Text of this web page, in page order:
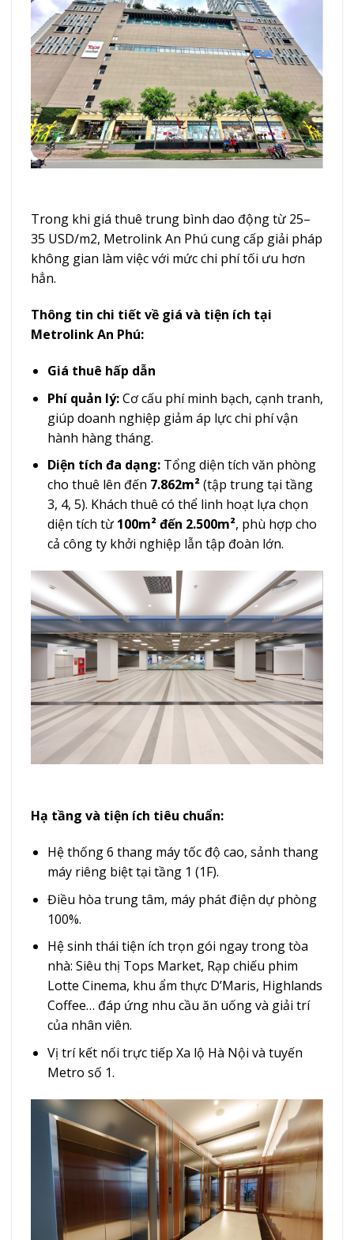
Trong khi giá thuê trung bình dao động từ 25–
35 USD/m2, Metrolink An Phú cung cấp giải pháp
không gian làm việc với mức chi phí tối ưu hơn
hẳn.
Thông tin chi tiết về giá và tiện ích tại
Metrolink An Phú:
Giá thuê hấp dẫn
Phí quản lý:Cơ cấu phí minh bạch, cạnh tranh,
giúp doanh nghiệp giảm áp lực chi phí vận
hành hàng tháng.
Diện tích đa dạng:Tổng diện tích văn phòng
cho thuê lên đến 7.862m²(tập trung tại tầng
3, 4, 5). Khách thuê có thể linh hoạt lựa chọn
diện tích từ 100m² đến 2.500m², phù hợp cho
cả công ty khởi nghiệp lẫn tập đoàn lớn.
Hạ tầng và tiện ích tiêu chuẩn:
Hệ thống 6 thang máy tốc độ cao, sảnh thang
máy riêng biệt tại tầng 1 (1F).
Điều hòa trung tâm, máy phát điện dự phòng
100%.
Hệ sinh thái tiện ích trọn gói ngay trong tòa
nhà: Siêu thị Tops Market, Rạp chiếu phim
Lotte Cinema, khu ẩm thực D’Maris, Highlands
Coffee… đáp ứng nhu cầu ăn uống và giải trí
của nhân viên.
Vị trí kết nối trực tiếp Xa lộ Hà Nội và tuyến
Metro số 1.